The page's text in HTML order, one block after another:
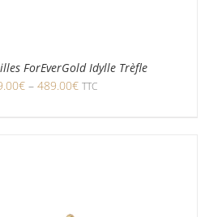
ForEverGold Idylle Trèfle
€ – 489.00€ TTC